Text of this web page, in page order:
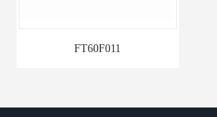
FT60F011